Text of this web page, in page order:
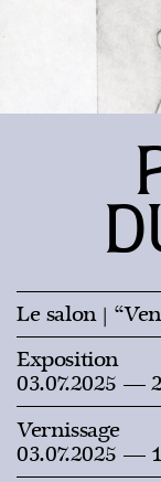
Le salon |
Exposition
03.07.2025 —
Vernissage
03.07.2025 —